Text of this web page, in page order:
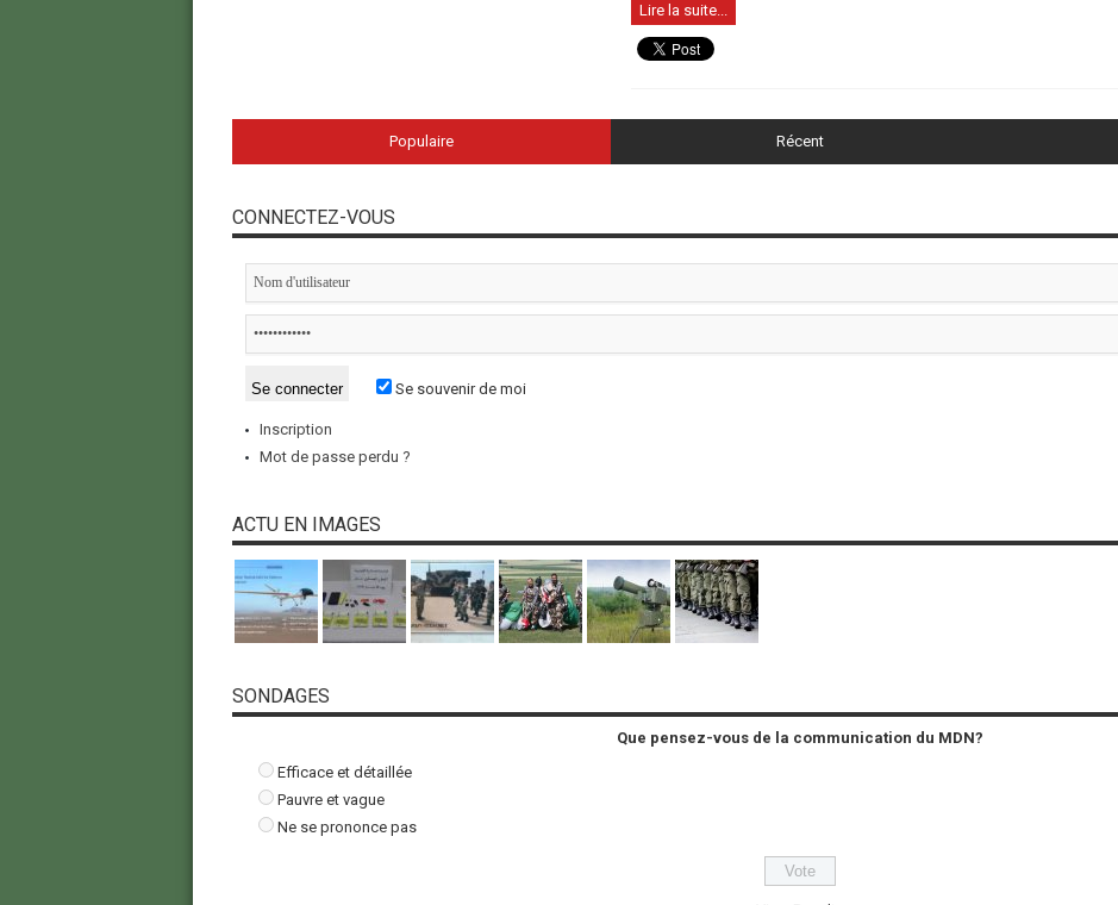
Lire la suite...
Populaire Récent
CONNECTEZ-VOUS
Se souvenir de moi
Inscription
Mot de passe perdu ?
ACTU EN IMAGES
SONDAGES
Que pensez-vous de la communication du MDN?
Efficace et détaillée
Pauvre et vague
Ne se prononce pas